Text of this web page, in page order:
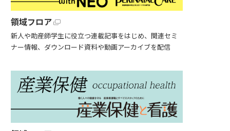
領域フロア
新人や助産師学生に役立つ連載記事をはじめ、関連セミ
ナー情報、ダウンロード資料や動画アーカイブを配信